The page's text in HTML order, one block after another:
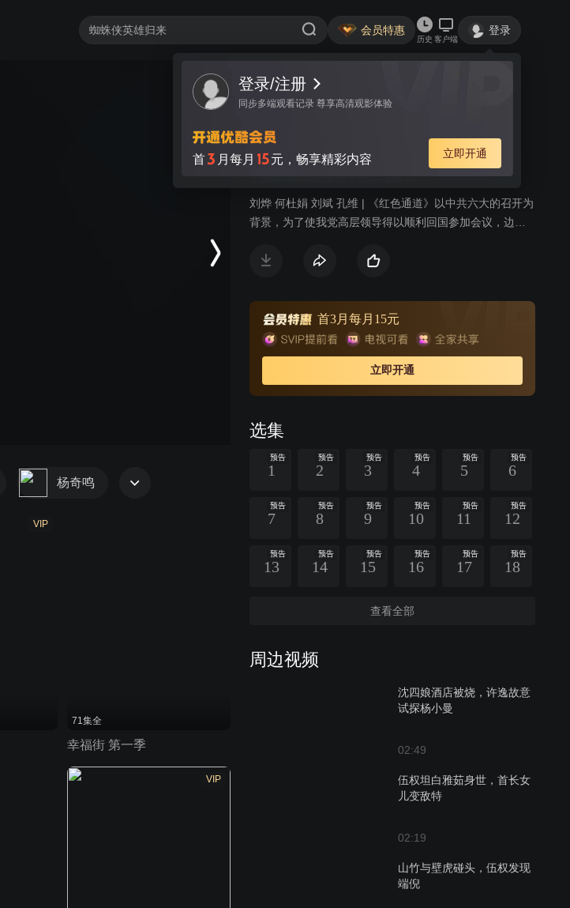
会员特惠
历史 客户端
登录
登录/注册
同步多端观看记录 尊享高清观影体验
首3 月每月 15元，畅享精彩内容 立即开通
视频 讨论
红色通道
中国/2014/刘烨变身中苏边境特工
刘烨 何杜娟 刘斌 孔维 | 《红色通道》以中共六大的召开为
背景，为了使我党高层领导得以顺利回国参加会议，边境
红色通道，从而保证了会议的正常召开。剧中刘烨饰演了
战。
首3月每月15元
立即开通
选集
预告
1
预告
2
预告
3
预告
4
预告
5
预告
6
预告
7
预告
8
预告
9
预告
10
预告
11
预告
12
预告
13
预告
14
预告
15
预告
16
预告
17
预告
18
查看全部
周边视频
沈四娘酒店被烧，许逸故意
试探杨小曼
02:49
伍权坦白雅茹身世，首长女
儿变敌特
02:19
山竹与壁虎碰头，伍权发现
端倪
杨奇鸣
VIP
71集全
幸福街 第一季
VIP